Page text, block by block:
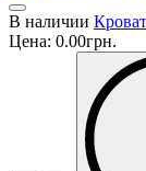
В наличии
Цена: 0.00грн.